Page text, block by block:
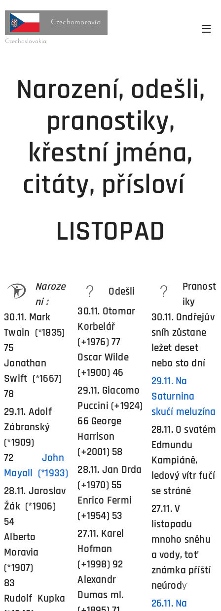
Czechomoravia
Czechoslovakia
Narození, odešli,
pranostiky,
křestní jména,
citáty, přísloví
LISTOPAD
Naroze
ni :
30.11. Mark
Twain (*1835)
75
Jonathan
Swift (*1667)
78
29.11. Adolf
Zábranský
(*1909)
72 John
Mayall (*1933)
28.11. Jaroslav
Žák (*1906)
54
Alberto
Moravia
(*1907)
83
Rudolf Kupka
Odešli
30.11. Otomar
Korbelář
(+1976) 77
Oscar Wilde
(+1900) 46
29.11. Giacomo
Puccini (+1924)
66 George
Harrison
(+2001) 58
28.11. Jan Drda
(+1970) 55
Enrico Fermi
(+1954) 53
27.11. Karel
Hofman
(+1998) 92
Alexandr
Dumas ml.
Pranost
iky
30.11. Ondřejův
sníh zůstane
ležet deset
nebo sto dní
29.11. Na
Saturnina
skučí meluzína
28.11. O svatém
Edmundu
Kampiáně,
ledový vítr fučí
se stráně
27.11. V
listopadu
mnoho sněhu
a vody, toť
známka příští
neúrody
26.11. Na